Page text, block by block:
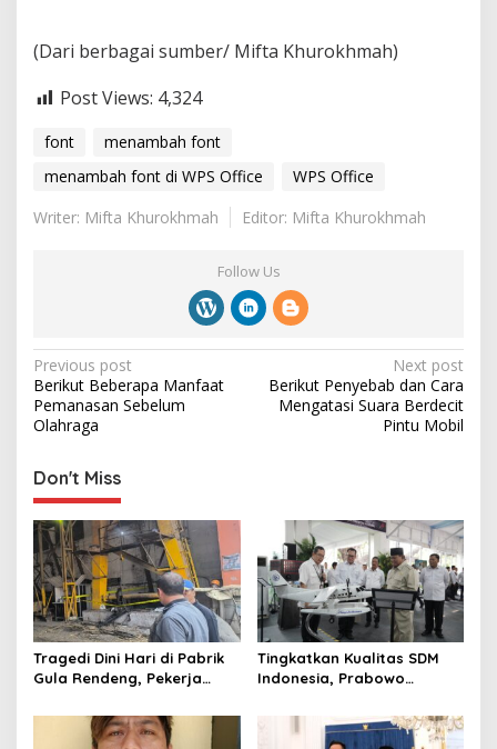
(Dari berbagai sumber/ Mifta Khurokhmah)
Post Views: 4,324
font
menambah font
menambah font di WPS Office
WPS Office
Writer: Mifta Khurokhmah
Editor: Mifta Khurokhmah
Follow Us
P
o
s
t
n
a
v
i
g
a
t
i
Previous post
Berikut Beberapa Manfaat
Pemanasan Sebelum
Olahraga
Next post
Berikut Penyebab dan Cara
Mengatasi Suara Berdecit
Pintu Mobil
Don't Miss
Tragedi Dini Hari di Pabrik
Gula Rendeng, Pekerja
Pengangkat Tebu
Tingkatkan Kualitas SDM
Indonesia, Prabowo
hingga Undang Universitas
Terbaik Dunia